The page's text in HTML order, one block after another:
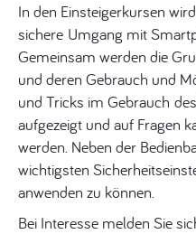
In den Einsteigerkursen
sichere Umgang mit
Gemeinsam werden die
und deren Gebrauch und
und Tricks im Gebrauch
aufgezeigt und auf Fragen
werden. Neben der
wichtigsten
anwenden zu können.
Bei Interesse melden Sie